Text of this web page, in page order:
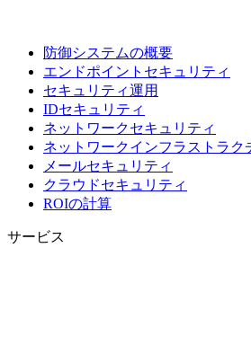
防御システムの概要
エンドポイントセキュリティ
セキュリティ運用
IDセキュリティ
ネットワークセキュリティ
ネットワークインフラストラク
メールセキュリティ
クラウドセキュリティ
ROIの計算
サービス